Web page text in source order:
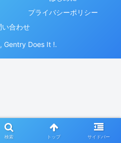
プライバシーポリシー
い合わせ
Gentry Does It !.
検索 トップ サイドバー